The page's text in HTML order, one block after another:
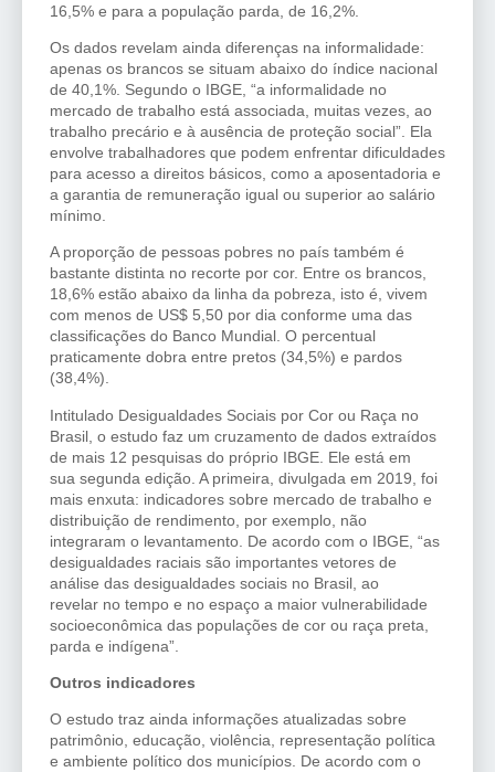
16,5% e para a população parda, de 16,2%.
Os dados revelam ainda diferenças na informalidade:
apenas os brancos se situam abaixo do índice nacional
de 40,1%. Segundo o IBGE, “a informalidade no
mercado de trabalho está associada, muitas vezes, ao
trabalho precário e à ausência de proteção social”. Ela
envolve trabalhadores que podem enfrentar dificuldades
para acesso a direitos básicos, como a aposentadoria e
a garantia de remuneração igual ou superior ao salário
mínimo.
A proporção de pessoas pobres no país também é
bastante distinta no recorte por cor. Entre os brancos,
18,6% estão abaixo da linha da pobreza, isto é, vivem
com menos de US$ 5,50 por dia conforme uma das
classificações do Banco Mundial. O percentual
praticamente dobra entre pretos (34,5%) e pardos
(38,4%).
Intitulado Desigualdades Sociais por Cor ou Raça no
Brasil, o estudo faz um cruzamento de dados extraídos
de mais 12 pesquisas do próprio IBGE. Ele está em
sua segunda edição. A primeira, divulgada em 2019, foi
mais enxuta: indicadores sobre mercado de trabalho e
distribuição de rendimento, por exemplo, não
integraram o levantamento. De acordo com o IBGE, “as
desigualdades raciais são importantes vetores de
análise das desigualdades sociais no Brasil, ao
revelar no tempo e no espaço a maior vulnerabilidade
socioeconômica das populações de cor ou raça preta,
parda e indígena”.
Outros indicadores
O estudo traz ainda informações atualizadas sobre
patrimônio, educação, violência, representação política
e ambiente político dos municípios. De acordo com o